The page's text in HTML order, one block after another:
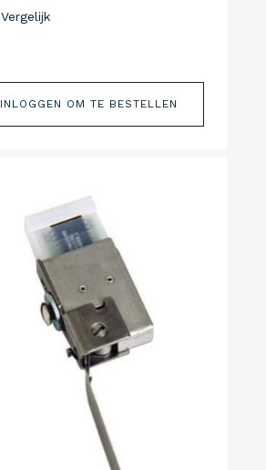
Vergelijk
INLOGGEN OM TE BESTELLEN